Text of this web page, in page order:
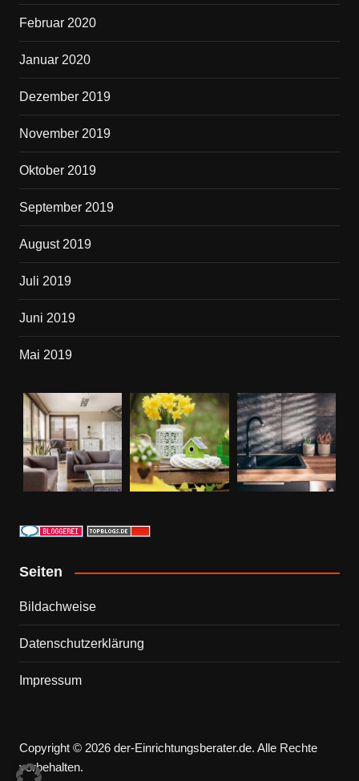
Februar 2020
Januar 2020
Dezember 2019
November 2019
Oktober 2019
September 2019
August 2019
Juli 2019
Juni 2019
Mai 2019
Seiten
Bildachweise
Datenschutzerklärung
Impressum
Copyright © 2026 der-Einrichtungsberater.de. Alle Rechte
vorbehalten.